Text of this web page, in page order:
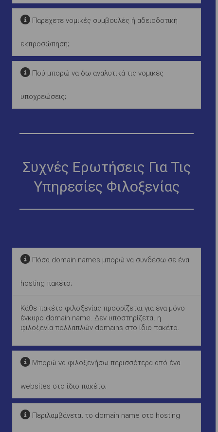
Παρέχετε νομικές συμβουλές ή αδειοδοτική
εκπροσώπηση;
Πού μπορώ να δω αναλυτικά τις νομικές
υποχρεώσεις;
Συχνές Ερωτήσεις Για Τις
Υπηρεσίες Φιλοξενίας
Πόσα domain names μπορώ να συνδέσω σε ένα
hosting πακέτο;
Κάθε πακέτο φιλοξενίας προορίζεται για ένα μόνο
έγκυρο domain name. Δεν υποστηρίζεται η
φιλοξενία πολλαπλών domains στο ίδιο πακέτο.
Μπορώ να φιλοξενήσω περισσότερα από ένα
websites στο ίδιο πακέτο;
Περιλαμβάνεται το domain name στο hosting